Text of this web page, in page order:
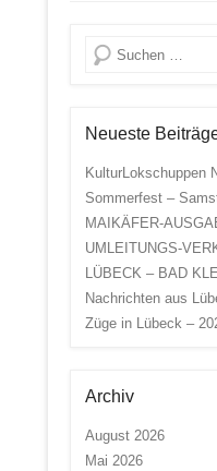
Suche
Neueste
KulturLokschuppen
Sommerfest –
MAIKÄFER-
UMLEITUNGS-
LÜBECK – BAD
Nachrichten aus
Züge in Lübeck –
Archiv
August 2026
Mai 2026